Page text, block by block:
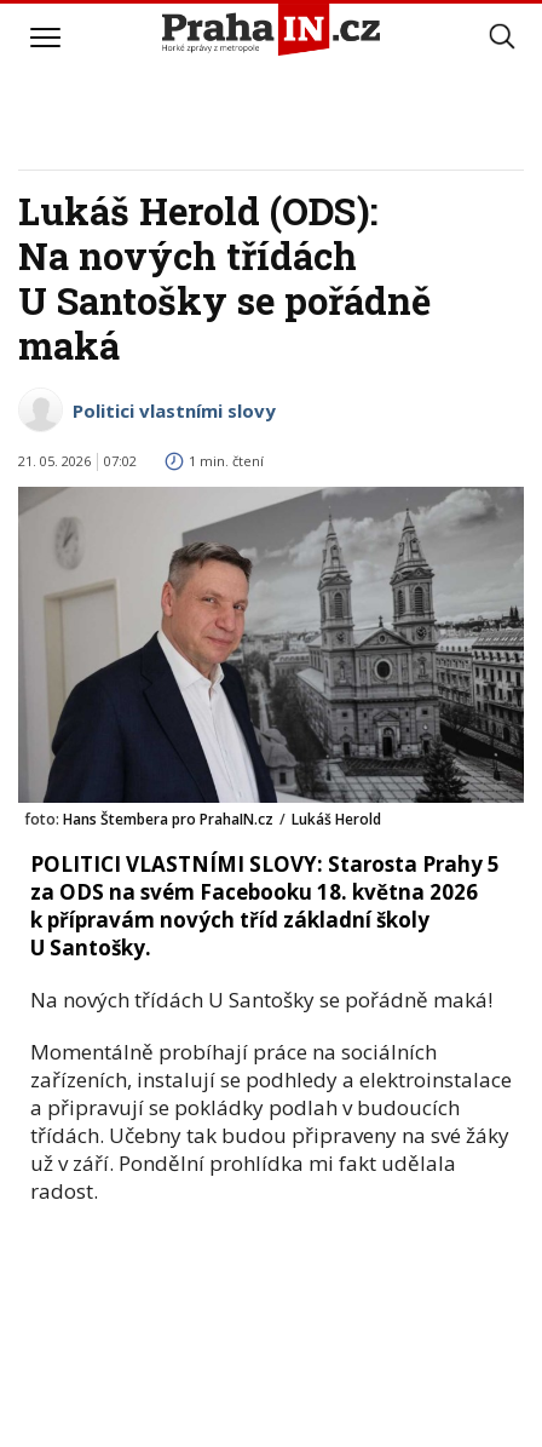
Lukáš Herold (ODS):
Na nových třídách
U Santošky se pořádně
maká
Politici vlastními slovy
21. 05. 2026 07:02 1 min. čtení
foto: Hans Štembera pro PrahaIN.cz / Lukáš Herold
POLITICI VLASTNÍMI SLOVY: Starosta Prahy 5
za ODS na svém Facebooku 18. května 2026
k přípravám nových tříd základní školy
U Santošky.
Na nových třídách U Santošky se pořádně maká!
Momentálně probíhají práce na sociálních
zařízeních, instalují se podhledy a elektroinstalace
a připravují se pokládky podlah v budoucích
třídách. Učebny tak budou připraveny na své žáky
už v září. Pondělní prohlídka mi fakt udělala
radost.